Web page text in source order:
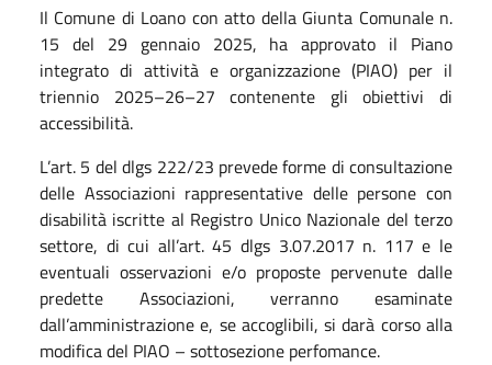
Il Comune di Loano con atto della Giunta Comunale n.
15 del 29 gennaio 2025, ha approvato il Piano
integrato di attività e organizzazione (PIAO) per il
triennio 2025–26–27 contenente gli obiettivi di
accessibilità.
L’art. 5 del dlgs 222/23 prevede forme di consultazione
delle Associazioni rappresentative delle persone con
disabilità iscritte al Registro Unico Nazionale del terzo
settore, di cui all’art. 45 dlgs 3.07.2017 n. 117 e le
eventuali osservazioni e/o proposte pervenute dalle
predette Associazioni, verranno esaminate
dall’amministrazione e, se accoglibili, si darà corso alla
modifica del PIAO – sottosezione perfomance.